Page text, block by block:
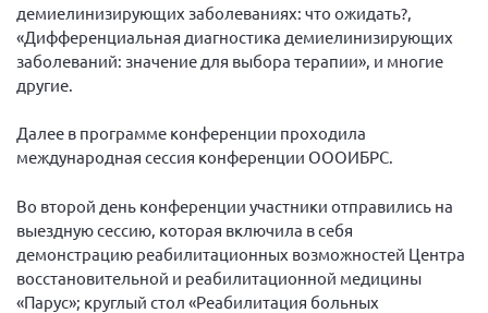
Письма и официальные ответы
Методическая литература для НКО
Исследования, аналитика, мнения
Всероссийская онлайн конференция
"Рассеянный склероз. XX лет работы
ОООИБРС" (25-29.08.2020)
демиелинизирующих заболеваниях: что ожидать?,
«Дифференциальная диагностика демиелинизирующих
заболеваний: значение для выбора терапии», и многие
другие.
Далее в программе конференции проходила
международная сессия конференции ОООИБРС.
Во второй день конференции участники отправились на
выездную сессию, которая включила в себя
демонстрацию реабилитационных возможностей Центра
восстановительной и реабилитационной медицины
«Парус»; круглый стол «Реабилитация больных